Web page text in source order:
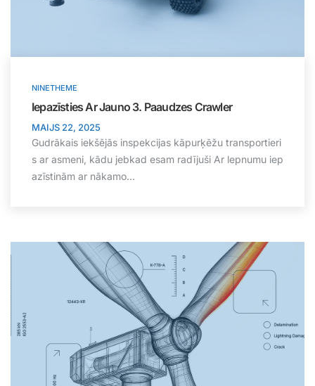
NINETHEME
Iepazīsties Ar Jauno 3. Paaudzes Crawler
MAIJS 22, 2025
Gudrākais iekšējās inspekcijas kāpurķēžu transportieri
s ar asmeni, kādu jebkad esam radījuši Ar lepnumu iep
azīstinām ar nākamo...